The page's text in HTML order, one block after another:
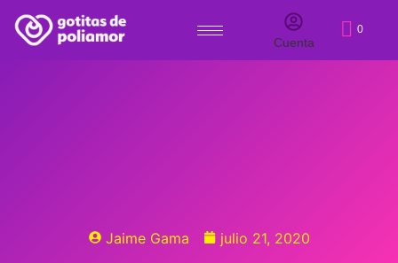
Cuenta
0
Jaime Gama julio 21, 2020